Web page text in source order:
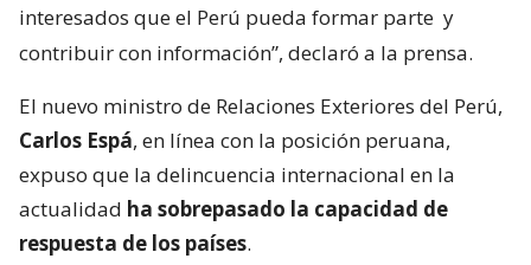
interesados que el Perú pueda formar parte y
contribuir con información”, declaró a la prensa.
El nuevo ministro de Relaciones Exteriores del Perú,
Carlos Espá, en línea con la posición peruana,
expuso que la delincuencia internacional en la
actualidad ha sobrepasado la capacidad de
respuesta de los países.